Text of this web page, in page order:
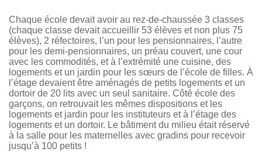
Chaque école devait avoir au rez-de-chaussée 3 classes
(chaque classe devait accueillir 53 élèves et non plus 75
élèves), 2 réfectoires, l’un pour les pensionnaires, l’autre
pour les demi-pensionnaires, un préau couvert, une cour
avec les commodités, et à l’extrémité une cuisine, des
logements et un jardin pour les sœurs de l’école de filles. À
l’étage devaient être aménagés de petits logements et un
dortoir de 20 lits avec un seul sanitaire. Côté école des
garçons, on retrouvait les mêmes dispositions et les
logements et jardin pour les instituteurs et à l’étage des
logements et un dortoir. Le bâtiment du milieu était réservé
à la salle pour les maternelles avec gradins pour recevoir
jusqu’à 100 petits !